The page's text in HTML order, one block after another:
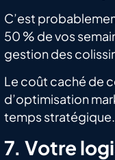
C’est
50 % de vos
gestion des
Le coût caché de
d’optimisation
temps stratégique.
7. Votre